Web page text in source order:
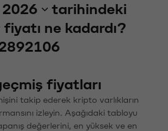
2026
tarihindeki
fiyatı ne kadardı?
fiyatları
takip ederek kripto varlıkların
izleyin. Aşağıdaki tabloyu
değerlerini, en yüksek ve en